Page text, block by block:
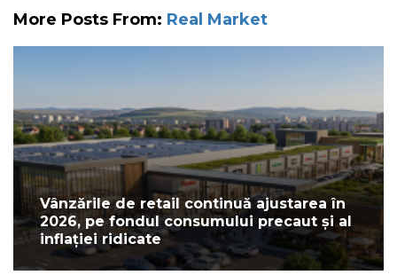
More Posts From: Real Market
Vânzările de retail continuă ajustarea în
2026, pe fondul consumului precaut și al
inflației ridicate